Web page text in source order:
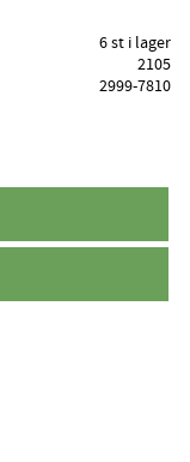
6 st i lager
2105
2999-7810